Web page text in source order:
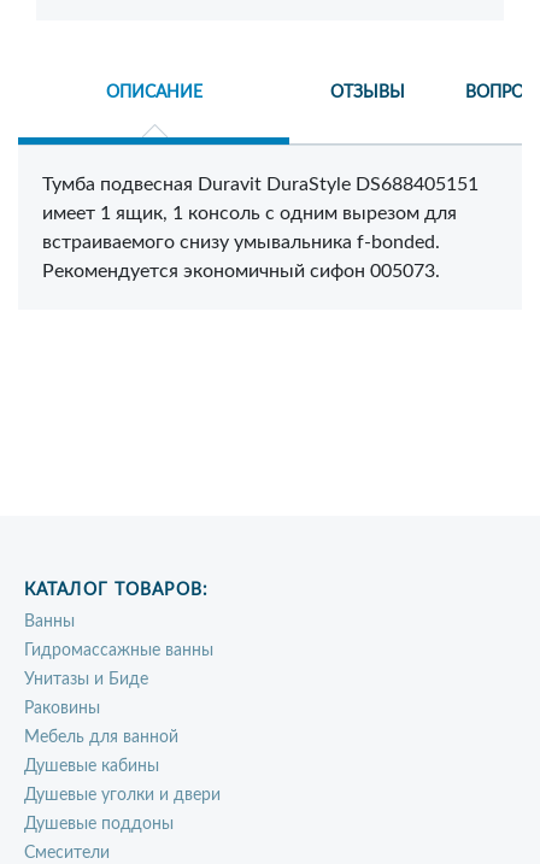
ОПИСАНИЕ ОТЗЫВЫ
Тумба подвесная Duravit DuraStyle DS688405151
имеет 1 ящик, 1 консоль с одним вырезом для
встраиваемого снизу умывальника f-bonded.
Рекомендуется экономичный сифон 005073.
КАТАЛОГ ТОВАРОВ:
Ванны
Гидромассажные ванны
Унитазы и Биде
Раковины
Мебель для ванной
Душевые кабины
Душевые уголки и двери
Душевые поддоны
Смесители